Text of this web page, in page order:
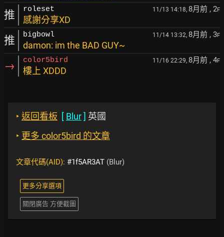
推 roleset 11/13 14:18, 8月前 , 2F
感謝分享XD
推 bigbowl 11/14 13:32, 8月前 , 3F
damon: im the BAD GUY~
→ color5bird 11/16 22:29, 8月前 , 4F
樓上 XDDD
‣ 返回看板 [ Blur] 英國
‣ 更多 color5bird 的文章
文章代碼(AID): #1f5AR3AT (Blur)
更多分享選項
關閉廣告 方便截圖